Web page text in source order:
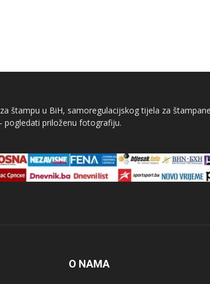
štampu u BiH, samoregulacijskog tijela za
pogledati priloženu fotografiju.
O NAMA